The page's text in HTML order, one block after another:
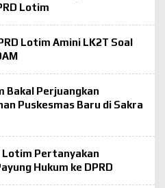
Lotim
Lotim Amini LK2T Soal
Bakal Perjuangkan
Puskesmas Baru di Sakra
Lotim Pertanyakan
Hukum ke DPRD